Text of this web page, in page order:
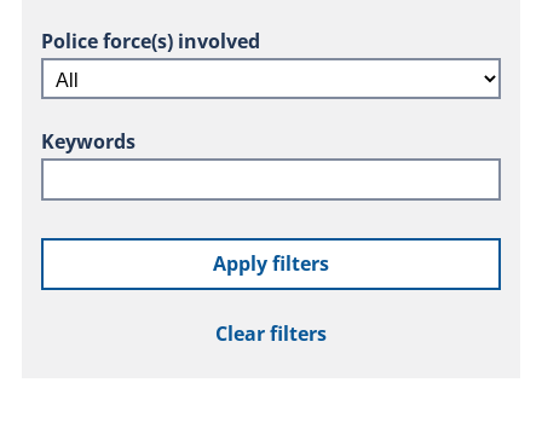
Police force(s) involved
Keywords
Apply filters
Clear filters